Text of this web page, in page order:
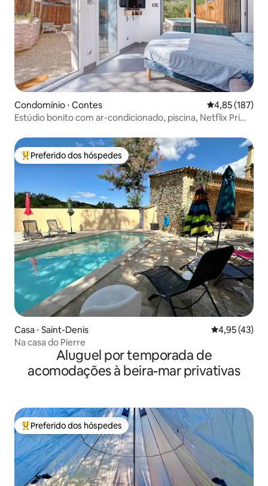
Condomínio ⋅ Contes 4,85 de uma
4,85 (187)
Estúdio bonito com ar-condicionado, piscina, Netflix Prime
Entre os melhores preferidos dos hóspedes
Preferido dos hóspedes
Casa ⋅ Saint-Denis 4,95 de uma
4,95 (43)
Na casa do Pierre
Aluguel por temporada de
acomodações à beira-mar privativas
Entre os melhores preferidos dos hóspedes
Preferido dos hóspedes